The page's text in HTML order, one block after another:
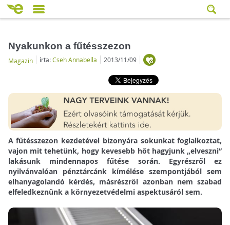
Nyakunkon a fűtésszezon
Magazin írta:Cseh Annabella 2013/11/09
A fűtésszezon kezdetével bizonyára sokunkat foglalkoztat,
vajon mit tehetünk, hogy kevesebb hőt hagyjunk „elveszni”
lakásunk mindennapos fűtése során. Egyrészről ez
nyilvánvalóan pénztárcánk kímélése szempontjából sem
elhanyagolandó kérdés, másrészről azonban nem szabad
elfeledkeznünk a környezetvédelmi aspektusáról sem.